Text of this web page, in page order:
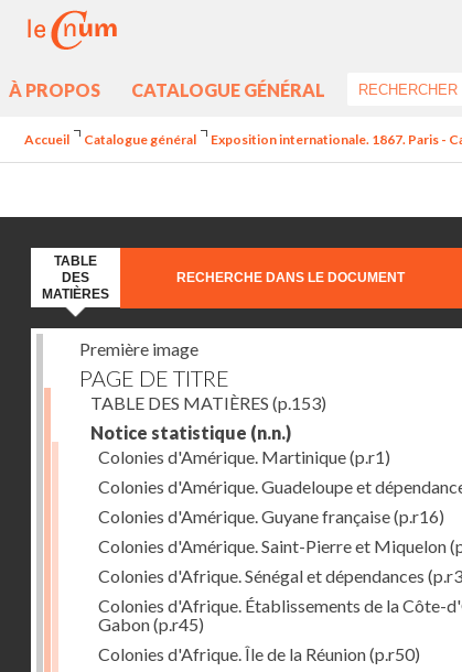
À PROPOS CATALOGUE GÉNÉRAL
Accueil Catalogue général Exposition internationale. 1867. Paris -
TABLE
DES
MATIÈRES
RECHERCHE DANS LE DOCUMENT
Première image
PAGE DE TITRE
TABLE DES MATIÈRES (p.153)
Notice statistique (n.n.)
Colonies d'Amérique. Martinique(p.r1)
Colonies d'Amérique. Guadeloupe et
Colonies d'Amérique. Guyane française(p.r16)
Colonies d'Amérique. Saint-Pierre et Miquelon
Colonies d'Afrique. Sénégal et dépendances
Colonies d'Afrique. Établissements de la Côte-
Gabon(p.r45)
Colonies d'Afrique. Île de la Réunion(p.r50)